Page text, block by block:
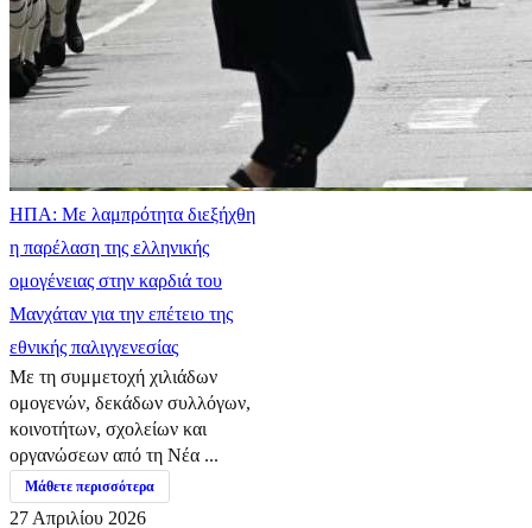
ΗΠΑ: Με λαμπρότητα διεξήχθη
η παρέλαση της ελληνικής
ομογένειας στην καρδιά του
Μανχάταν για την επέτειο της
εθνικής παλιγγενεσίας
Με τη συμμετοχή χιλιάδων
ομογενών, δεκάδων συλλόγων,
κοινοτήτων, σχολείων και
οργανώσεων από τη Νέα ...
Μάθετε περισσότερα
27 Απριλίου 2026